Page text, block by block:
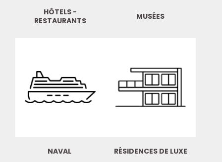
HÔTELS -
RESTAURANTS
MUSÉES
NAVAL RÉSIDENCES DE LUXE